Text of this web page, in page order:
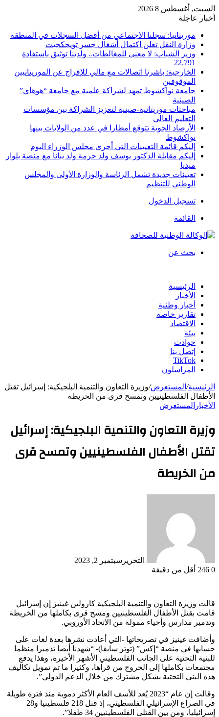
السبت, أغسطس 8 2026
أخبار عاجلة
موريتانيا: سجلنا الاجتماعي من أفضل السجلات في المنطقة
وزارة النقل تعلن اكتمال أشغال جسر تويجكجيت
وزير الشباب: لا معنى للمغالطات.. ولدينا توثيق باستفادة
22.791
الخارجية: باشرنا اتصالات مع مالي للإفراج عن الموريتانيين
الموقوفين
جامعة نواكشوط تمهد لشراكة علمية مع جامعة “هوهاي”
الصينية
مباحثات موريتانية-صينية لتعزيز الشراكة بين مؤسسات
التعليم العالي
الأرصاد الجوية تتوقع أمطارا في عدد من الولايات بينها
نواكشوط
إليكم قائمة التعيينات التي أجرى مجلس الوزراء اليوم
إليكم مقابلة الدكتور يوسف ولد حرمة ولد ببانا مع منصة بلوار
ميديا
تعيينات جديدة تشمل الرئاسة والوزارة الأولى والمجلس
الوطني للتنظيم
تسجيل الدخول
القائمة
بحث عن
الرئيسية
الأخبار
أخبار وطنية
تقارير خاصة
الاقتصاد
بيئة
حوادث
إتصل بنا
TikTok
المراسلون
الرئيسية/ المستعرض/وزيرة التعاون والتنمية البلجيكية: إسرائيل تقتل
الأطفال الفلسطينيين وتمسح قرى من الخريطة
الأخبار المستعرض
وزيرة التعاون والتنمية البلجيكية: إسرائيل
تقتل الأطفال الفلسطينيين وتمسح قرى
من الخريطة
التحرير سبتمبر 2, 2023
0
أقل من دقيقة
قالت وزيرة التعاون والتنمية البلجيكية كارولين غينيز إن إسرائيل
قامت بقتل الأطفال الفلسطينيين ومسح قرى بكاملها من الخريطة
وتدمير مدارس وأحياء ممولة من الاتحاد الأوروبي.
وأضافت غينيز في تصريحاتها -التي أعادت نشرها بعدة لغات على
حسابها في منصة “إكس” (توتر سابقا)- “شهدنا أيضا تدميرا منظما
للبنية التحتية على الجانب الفلسطيني الأشهر الأخيرة، وهذا يدفع
مجتمعات بكاملها إلى الخروج من قراها، وكثيرا ما تم تمويل تكاليف
هذه البنى التحتية بشكل مشترك من خلال الدعم الدولي”.
وقالت إن عام “2023 يُعد للأسف العام الأكثر دموية منذ فترة طويلة
في الصراع الإسرائيلي الفلسطيني، إذ قتل 218 فلسطينيا و28
إسرائيليا، ومن بين القتلى الفلسطينيين 34 طفلا”.